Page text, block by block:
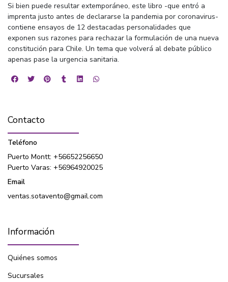
Si bien puede resultar extemporáneo, este libro -que entró a
imprenta justo antes de declararse la pandemia por coronavirus-
contiene ensayos de 12 destacadas personalidades que
exponen sus razones para rechazar la formulación de una nueva
constitución para Chile. Un tema que volverá al debate público
apenas pase la urgencia sanitaria.
Contacto
Teléfono
Puerto Montt: +56652256650
Puerto Varas: +56964920025
Email
ventas.sotavento@gmail.com
Información
Quiénes somos
Sucursales